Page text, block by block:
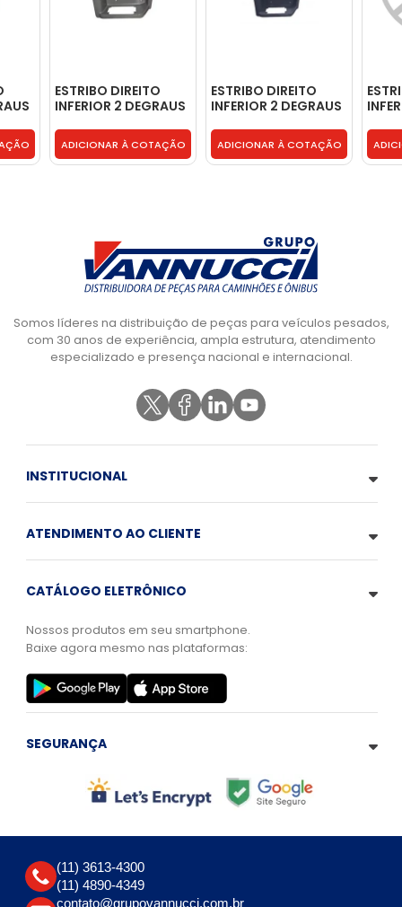
ESTRIBO DIREITO
INFERIOR 2 DEGRAUS
ADICIONAR À COTAÇÃO
ESTRIBO DIREITO
INFERIOR 2 DEGRAUS
9586601401
ADICIONAR À COTAÇÃO
Somos líderes na distribuição de peças para veículos pesados,
com 30 anos de experiência, ampla estrutura, atendimento
especializado e presença nacional e internacional.
INSTITUCIONAL
ATENDIMENTO AO CLIENTE
CATÁLOGO ELETRÔNICO
Nossos produtos em seu smartphone.
Baixe agora mesmo nas plataformas:
SEGURANÇA
(11) 3613-4300
(11) 4890-4349
contato@grupovannucci.com.br